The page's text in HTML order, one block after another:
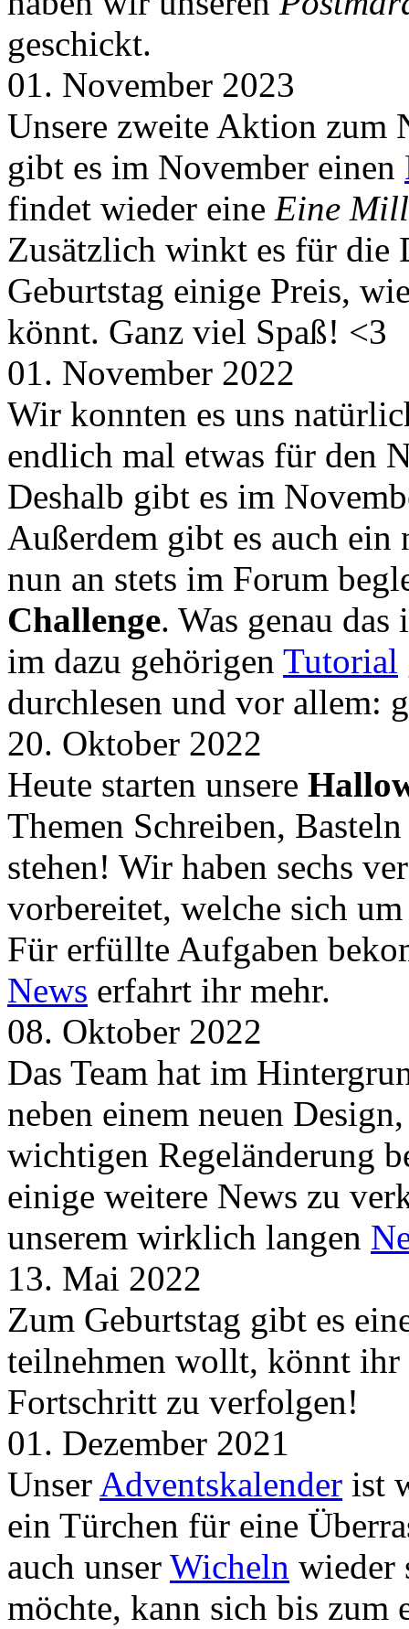
geschickt.
01. November 2023
Unsere zweite Aktion zum
gibt es im November einen
findet wieder eine Eine
Zusätzlich winkt es für die
Geburtstag einige Preis,
könnt. Ganz viel Spaß! <3
01. November 2022
Wir konnten es uns
endlich mal etwas für den
Deshalb gibt es im
Außerdem gibt es auch ein
nun an stets im Forum
Challenge. Was genau
im dazu gehörigen Tutorial
durchlesen und vor allem:
20. Oktober 2022
Heute starten unsere
Themen Schreiben,
stehen! Wir haben sechs
vorbereitet, welche sich
Für erfüllte Aufgaben
News erfahrt ihr mehr.
08. Oktober 2022
Das Team hat im
neben einem neuen
wichtigen Regeländerung
einige weitere News zu
unserem wirklich langen
13. Mai 2022
Zum Geburtstag gibt es
teilnehmen wollt, könnt
Fortschritt zu verfolgen!
01. Dezember 2021
Unser Adventskalender ist
ein Türchen für eine
auch unser Wicheln wieder
möchte, kann sich bis